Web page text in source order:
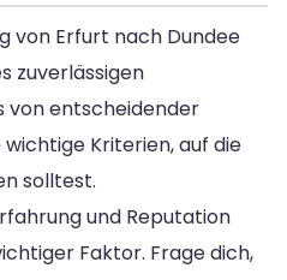
von Erfurt nach Dundee
zuverlässigen
entscheidender
wichtige Kriterien, auf die
solltest.
und Reputation
Faktor. Frage dich,